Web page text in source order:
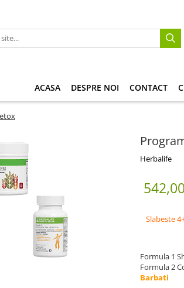
ACASA DESPRE NOI CONTACT
Herbalife
Slabeste
Formula 1
Formula 2
Barbati